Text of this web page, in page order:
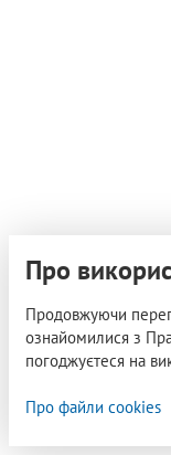
"Металлист"
Суркису
Так клуб-хозяин
безопасность
пребывания в
Про
Продовжуючи
ознайомилися з
погоджуєтеся на
Про файли cookies